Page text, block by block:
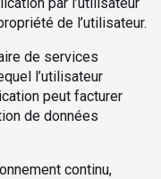
de l’utilisateur.
de services
l’utilisateur
peut facturer
de données
continu,